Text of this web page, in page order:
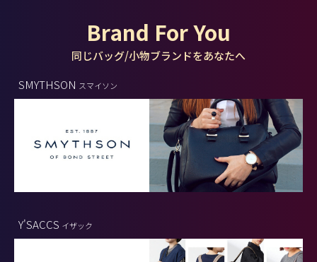
Brand For You
同じバッグ/小物ブランドをあなたへ
SMYTHSON スマイソン
Y'SACCS イザック